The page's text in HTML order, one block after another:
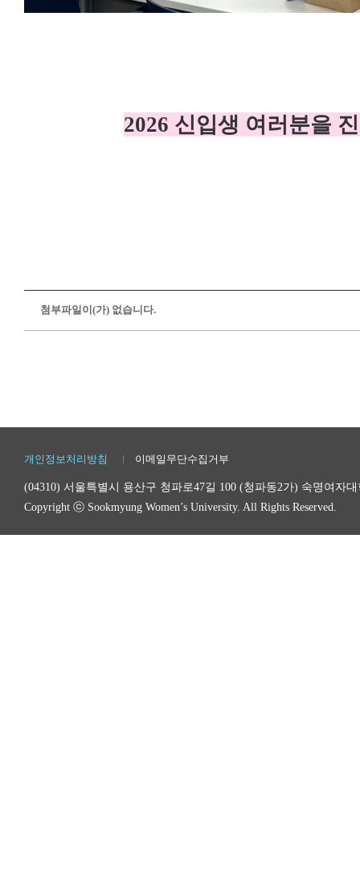
2026 신입생 여러분을
첨부파일이(가) 없습니다.
개인정보처리방침 이메일무단수집거부
(04310) 서울특별시 용산구 청파로47길 100 (청파동2가) 숙명여자
Copyright ⓒ Sookmyung Women’s University. All Rights Reserved.